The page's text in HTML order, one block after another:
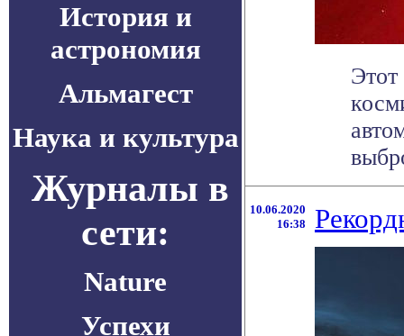
История и
астрономия
Альмагест
Наука и культура
Журналы в
сети:
Nature
Успехи
Этот
10.06.2020
16:38